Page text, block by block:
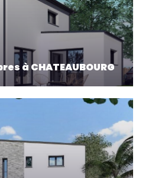
à CHATEAUBOURG